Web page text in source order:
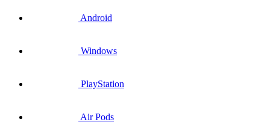
Android
Windows
PlayStation
Air Pods